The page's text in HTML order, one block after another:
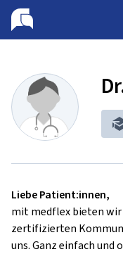
Liebe Patient:innen,
mit medflex bieten wir
zertifizierten
uns. Ganz einfach und